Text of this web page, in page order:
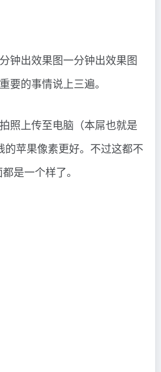
钟出效果图一分钟出效果图
要的事情说上三遍。
照上传至电脑（本屌也就是
的苹果像素更好。不过这都不
是一个样了。